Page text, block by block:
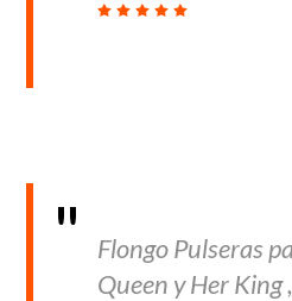
Flongo Pulseras
Queen y Her